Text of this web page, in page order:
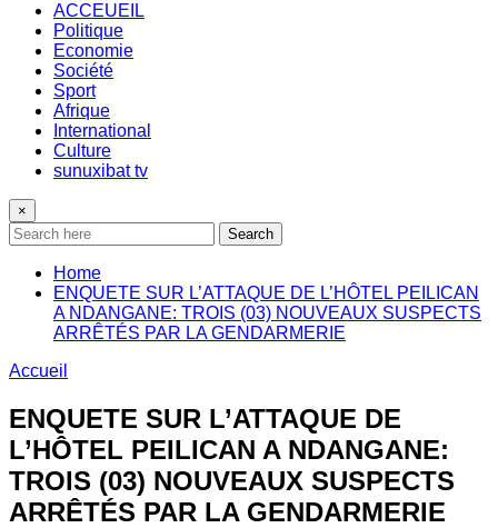
ACCEUEIL
Politique
Economie
Société
Sport
Afrique
International
Culture
sunuxibat tv
×
Search
Home
ENQUETE SUR L’ATTAQUE DE L’HÔTEL PEILICAN
A NDANGANE: TROIS (03) NOUVEAUX SUSPECTS
ARRÊTÉS PAR LA GENDARMERIE
Accueil
ENQUETE SUR L’ATTAQUE DE
L’HÔTEL PEILICAN A NDANGANE:
TROIS (03) NOUVEAUX SUSPECTS
ARRÊTÉS PAR LA GENDARMERIE